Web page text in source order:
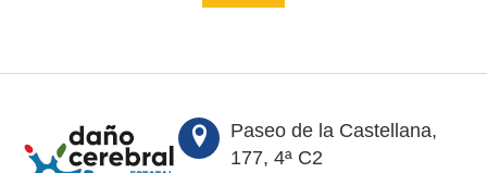
Paseo de la Castellana,
177, 4ª C2